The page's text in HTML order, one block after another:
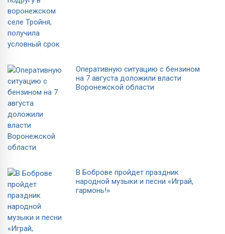
Оперативную ситуацию с бензином
на 7 августа доложили власти
Воронежской области
В Боброве пройдет праздник
народной музыки и песни «Играй,
гармонь!»